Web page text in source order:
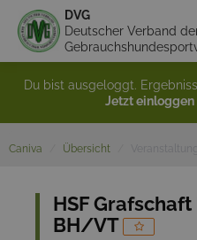
DVG
Deutscher Verband
Du bist ausgeloggt.
Jetzt einloggen
Caniva Übersicht
HSF
BH/VT